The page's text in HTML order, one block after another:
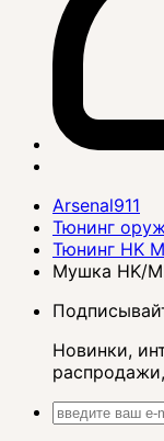
Arsenal911
Тюнинг
Тюнинг HK
Мушка HK/
Новинки,